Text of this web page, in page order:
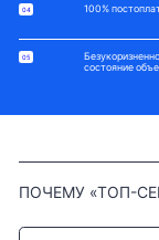
100%
состояние
ПОЧЕМУ «ТОП-